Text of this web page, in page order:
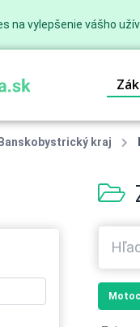
na vylepšenie vášho
Banskobystrický kraj